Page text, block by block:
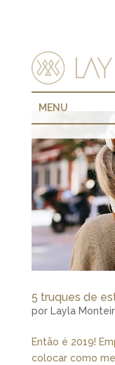
MENU
5 truques de
por Layla
Então é 2019!
colocar como